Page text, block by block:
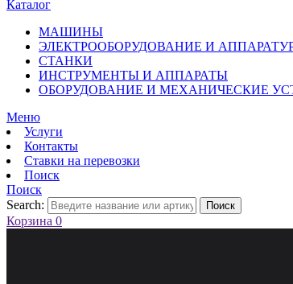
Каталог
МАШИНЫ
ЭЛЕКТРООБОРУДОВАНИЕ И
СТАНКИ
ИНСТРУМЕНТЫ И АППАРАТЫ
ОБОРУДОВАНИЕ И МЕХАНИЧЕСКИЕ
Меню
Услуги
Контакты
Ставки на перевозки
Поиск
Поиск
Search:
Поиск
Корзина 0